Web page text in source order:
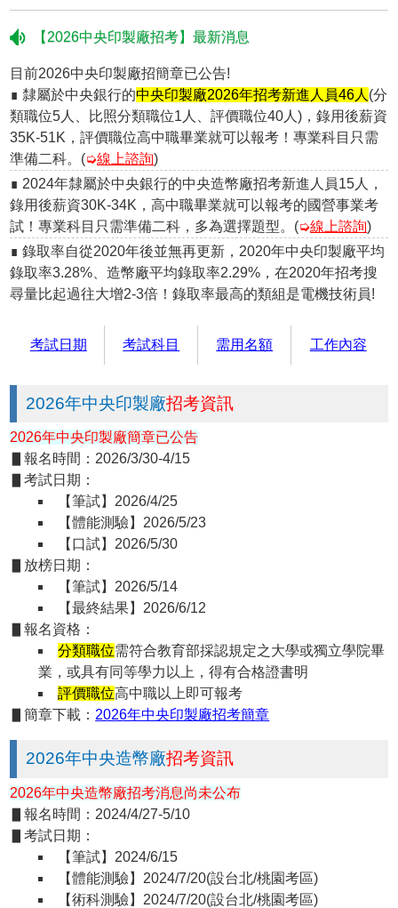
【2026中央印製廠招考】最新消息
目前2026中央印製廠招簡章已公告!
∎ 隸屬於中央銀行的中央印製廠2026年招考新進人員46人 (分
類職位5人、比照分類職位1人、評價職位40人)，錄用後薪資
35K-51K，評價職位高中職畢業就可以報考！專業科目只需
準備二科。(➭線上諮詢)
∎ 2024年隸屬於中央銀行的中央造幣廠招考新進人員15人，
錄用後薪資30K-34K，高中職畢業就可以報考的國營事業考
試！專業科目只需準備二科，多為選擇題型。(➭線上諮詢)
∎ 錄取率自從2020年後並無再更新，2020年中央印製廠平均
錄取率3.28%、造幣廠平均錄取率2.29%，在2020年招考搜
尋量比起過往大增2-3倍！錄取率最高的類組是電機技術員!
考試日期 考試科目 需用名額 工作內容
2026年中央印製廠招考資訊
2026年中央印製廠簡章已公告
▋報名時間：2026/3/30-4/15
▋考試日期：
【筆試】2026/4/25
【體能測驗】2026/5/23
【口試】2026/5/30
▋放榜日期：
【筆試】2026/5/14
【最終結果】2026/6/12
▋報名資格：
分類職位需符合教育部採認規定之大學或獨立學院畢
業，或具有同等學力以上，得有合格證書明
評價職位高中職以上即可報考
▋簡章下載： 2026年中央印製廠招考簡章
2026年中央造幣廠招考資訊
2026年中央造幣廠招考消息尚未公布
▋報名時間：2024/4/27-5/10
▋考試日期：
【筆試】2024/6/15
【體能測驗】2024/7/20(設台北/桃園考區)
【術科測驗】2024/7/20(設台北/桃園考區)